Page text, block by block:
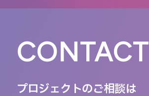
CONTACT
プロジェクトのご相談は